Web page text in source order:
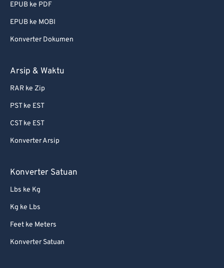
EPUB ke PDF
EPUB ke MOBI
Konverter Dokumen
Arsip & Waktu
RAR ke Zip
PST ke EST
CST ke EST
Konverter Arsip
Konverter Satuan
Lbs ke Kg
Kg ke Lbs
Feet ke Meters
Konverter Satuan